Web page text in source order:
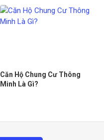
Căn Hộ Chung Cư Thông
Minh Là Gì?